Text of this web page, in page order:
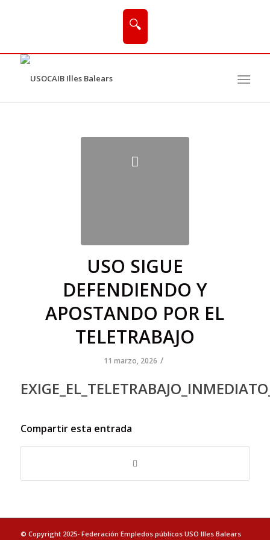
🔍
USO SIGUE
DEFENDIENDO Y
APOSTANDO POR EL
TELETRABAJO
11 marzo, 2026 /
Compartir esta entrada
© Copyright 2025- Federación Empledos públicos USO Illes Balears